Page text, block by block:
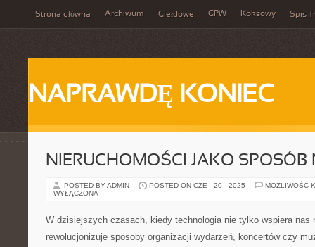
Strona główna Archiwum Giełdowe GPW Koksowy Spis
NAPRAWDĘ KONIEC
NIERUCHOMOŚCI JAKO SPOSÓB
POSTED BY ADMIN POSTED ON CZE - 20 - 2025
MOŻLIWOŚĆ
WYŁĄCZONA
W dzisiejszych czasach, kiedy technologia nie tylko wspiera nas
rewolucjonizuje sposoby organizacji wydarzeń, koncertów czy